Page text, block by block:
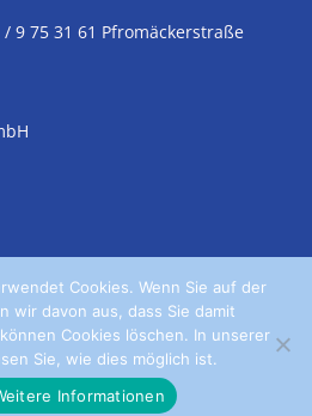
/ 9 75 31 61 Pfromäckerstraße
Datenschutz Impressum
Cookies. Wenn Sie auf der
wir davon aus, dass Sie damit
Cookies löschen. In unserer
Sie, wie dies möglich ist.
Informationen